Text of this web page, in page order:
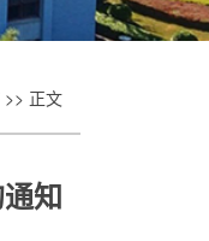
>> 正文
知